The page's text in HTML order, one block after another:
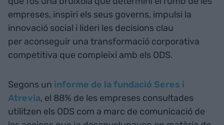
empreses, inspiri els seus governs, impulsi la
innovació social i lideri les decisions clau
per aconseguir una transformació corporativa
competitiva que compleixi amb els ODS.
Segons un informe de la fundació Seres i
Atrevia, el 88% de les empreses consultades
utilitzen els ODS com a marc de comunicació de